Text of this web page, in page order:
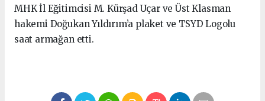
MHK İl Eğitimcisi M. Kürşad Uçar ve Üst Klasman
hakemi Doğukan Yıldırım’a plaket ve TSYD Logolu
saat armağan etti.